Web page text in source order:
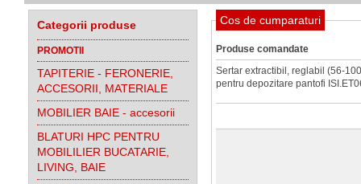
Categorii produse
PROMOTII
TAPITERIE - FERONERIE,
ACCESORII, MATERIALE
MOBILIER BAIE - accesorii
BLATURI HPC PENTRU
MOBILILIER BUCATARIE,
LIVING, BAIE
Cos de cumparaturi
Produse comandate
Sertar extractibil, reglabil (56-
pentru depozitare pantofi